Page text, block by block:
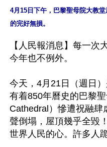
4月15日下午，巴黎聖母院大教
的完好無損。
【人民報消息】每一次
今年也不例外。
今天，4月21日（週日
有着850年曆史的巴黎
Cathedral）慘遭祝融肆
聲倒塌，屋頂幾乎全毀
世界人民的心。許多人